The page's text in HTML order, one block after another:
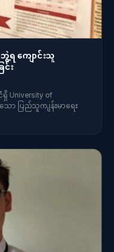
ဘွဲ့ရ ကျောင်းသူ
း
ရှိ University of
ော ပြည်သူကျန်းမာရေး